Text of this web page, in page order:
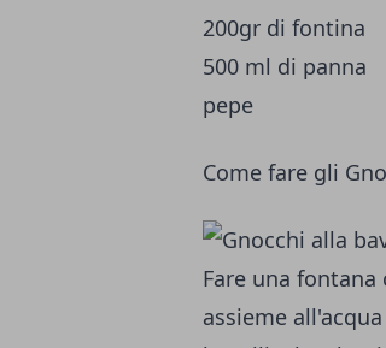
200gr di fontina
500 ml di panna
pepe
Come fare gli
Fare una
assieme